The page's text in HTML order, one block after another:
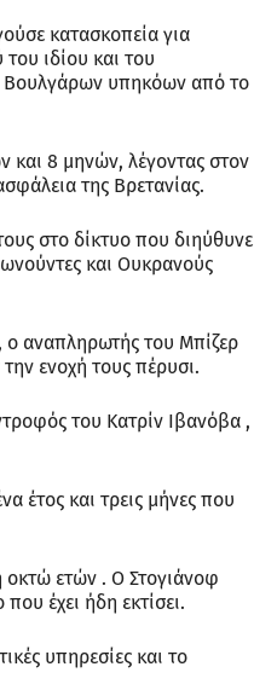
κατασκοπεία για
ιδίου και του
Βουλγάρων υπηκόων από το
και 8 μηνών, λέγοντας στον
της Βρετανίας.
στο δίκτυο που διηύθυνε
και Ουκρανούς
ο αναπληρωτής του Μπίζερ
ενοχή τους πέρυσι.
του Κατρίν Ιβανόβα ,
έτος και τρεις μήνες που
οκτώ ετών . Ο Στογιάνοφ
έχει ήδη εκτίσει.
υπηρεσίες και το